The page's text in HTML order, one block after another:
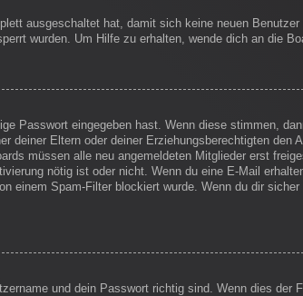
ausgeschaltet hat, damit sich keine neuen
wurden. Um Hilfe zu erhalten, wende dich an die
Passwort eingegeben hast. Wenn diese stimmen,
deiner Eltern oder deiner Erziehungsberechtigten
müssen alle neu angemeldeten Mitglieder erst
nötig ist oder nicht. Wenn du eine E-Mail
einem Spam-Filter blockiert wurde. Wenn du dir
und dein Passwort richtig sind. Wenn dies der